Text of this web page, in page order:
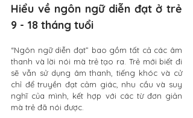
Hiểu về ngôn ngữ diễn đạt ở trẻ
9 - 18 tháng tuổi
“Ngôn ngữ diễn đạt” bao gồm tất cả các âm
thanh và lời nói mà trẻ tạo ra. Trẻ mới biết đi
sẽ vẫn sử dụng âm thanh, tiếng khóc và cử
chỉ để truyền đạt cảm giác, nhu cầu và suy
nghĩ của mình, kết hợp với các từ đơn giản
mà trẻ đã nói được.